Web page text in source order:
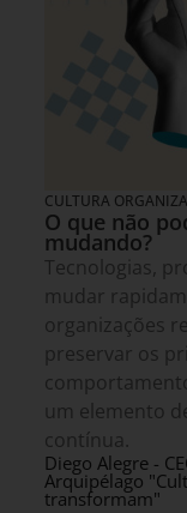
CULTURA
O que não
mudando?
Tecnologias,
mudar
organizações
preservar os
um elemento
contínua.
Diego Alegre -
Arquipélago
transformam"